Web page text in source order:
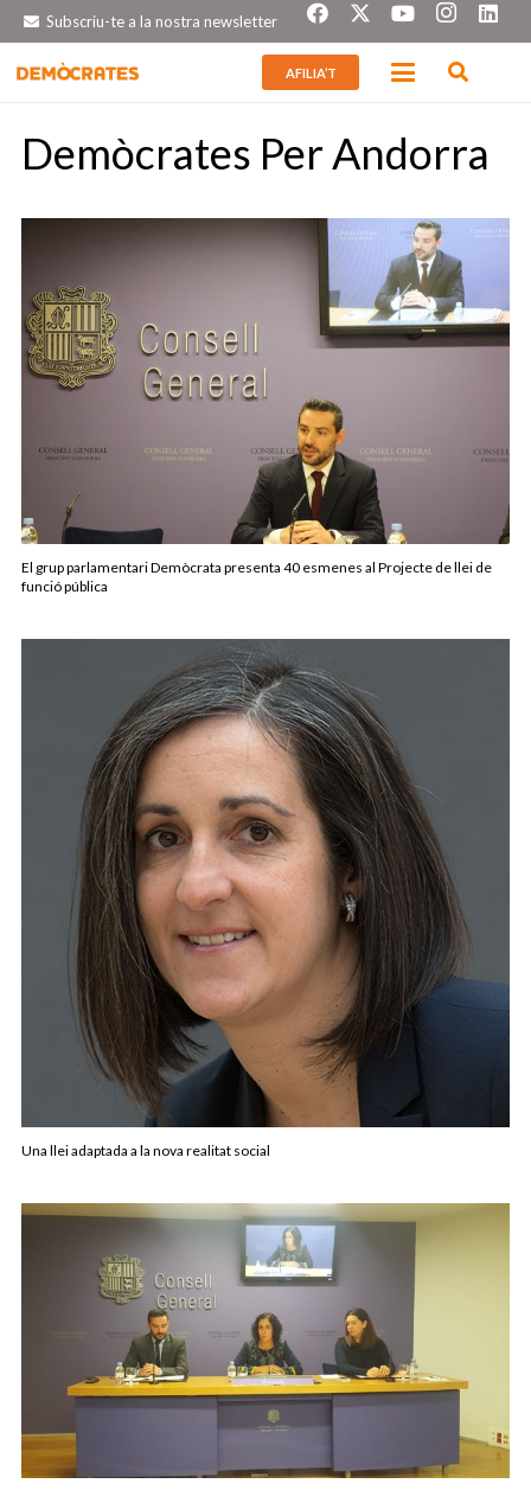
Subscriu-te a la nostra newsletter
AFILIA’T
Demòcrates Per Andorra
El grup parlamentari Demòcrata presenta 40 esmenes al Projecte de llei de
funció pública
Una llei adaptada a la nova realitat social